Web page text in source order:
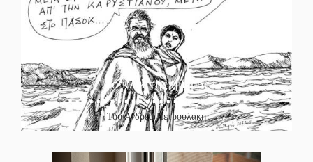
Το κλίκ της ημέρας
Του Ανδρέα Πετρουλάκη